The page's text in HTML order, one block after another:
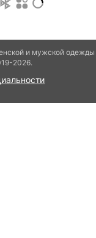
и мужской одежды
2026.